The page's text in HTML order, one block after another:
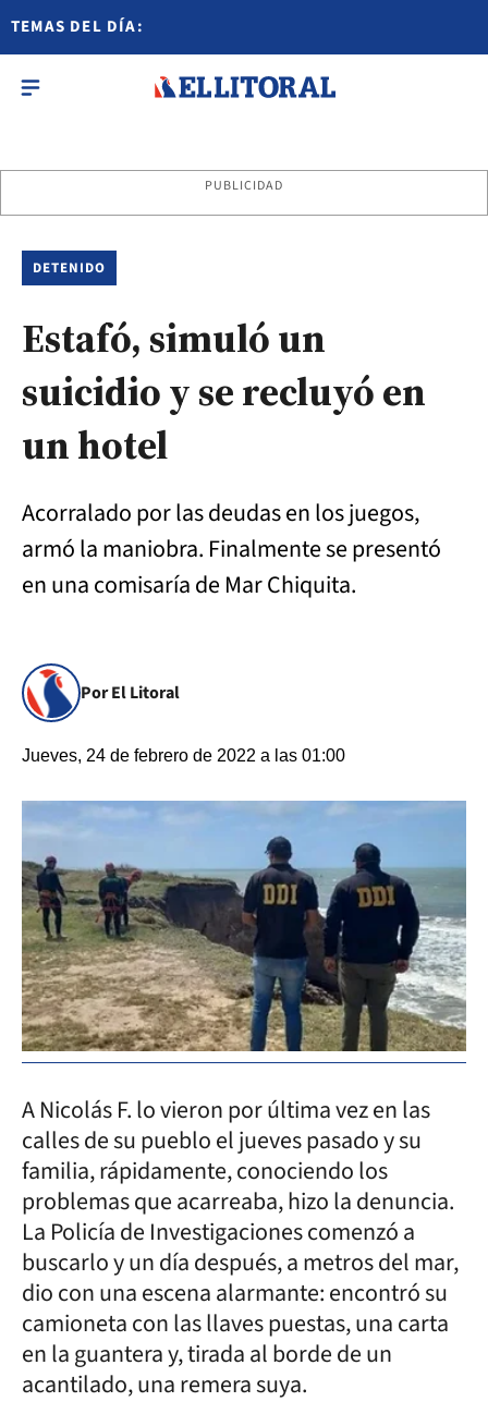
TEMAS DEL DÍA:
PUBLICIDAD
DETENIDO
Estafó, simuló un
suicidio y se recluyó en
un hotel
Acorralado por las deudas en los juegos,
armó la maniobra. Finalmente se presentó
en una comisaría de Mar Chiquita.
Por El Litoral
Jueves, 24 de febrero de 2022 a las 01:00
A Nicolás F. lo vieron por última vez en las
calles de su pueblo el jueves pasado y su
familia, rápidamente, conociendo los
problemas que acarreaba, hizo la denuncia.
La Policía de Investigaciones comenzó a
buscarlo y un día después, a metros del mar,
dio con una escena alarmante: encontró su
camioneta con las llaves puestas, una carta
en la guantera y, tirada al borde de un
acantilado, una remera suya.